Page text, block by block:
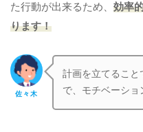
た行動が出来るため、 効率
ります！
佐々木
計画を立てるこ
で、モチベーショ